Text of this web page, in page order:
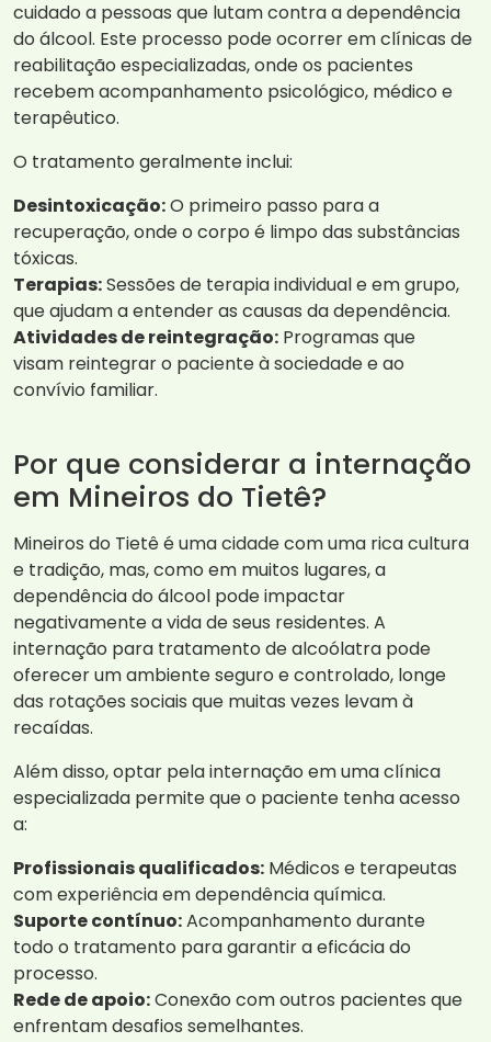
cuidado a pessoas que lutam contra a dependência
do álcool. Este processo pode ocorrer em clínicas de
reabilitação especializadas, onde os pacientes
recebem acompanhamento psicológico, médico e
terapêutico.
O tratamento geralmente inclui:
Desintoxicação:O primeiro passo para a
recuperação, onde o corpo é limpo das substâncias
tóxicas.
Terapias:Sessões de terapia individual e em grupo,
que ajudam a entender as causas da dependência.
Atividades de reintegração: Programas que
visam reintegrar o paciente à sociedade e ao
convívio familiar.
Por que considerar a internação
em Mineiros do Tietê?
Mineiros do Tietê é uma cidade com uma rica cultura
e tradição, mas, como em muitos lugares, a
dependência do álcool pode impactar
negativamente a vida de seus residentes. A
internação para tratamento de alcoólatra pode
oferecer um ambiente seguro e controlado, longe
das rotações sociais que muitas vezes levam à
recaídas.
Além disso, optar pela internação em uma clínica
especializada permite que o paciente tenha acesso
a:
Profissionais qualificados: Médicos e terapeutas
com experiência em dependência química.
Suporte contínuo:Acompanhamento durante
todo o tratamento para garantir a eficácia do
processo.
Rede de apoio:Conexão com outros pacientes que
enfrentam desafios semelhantes.